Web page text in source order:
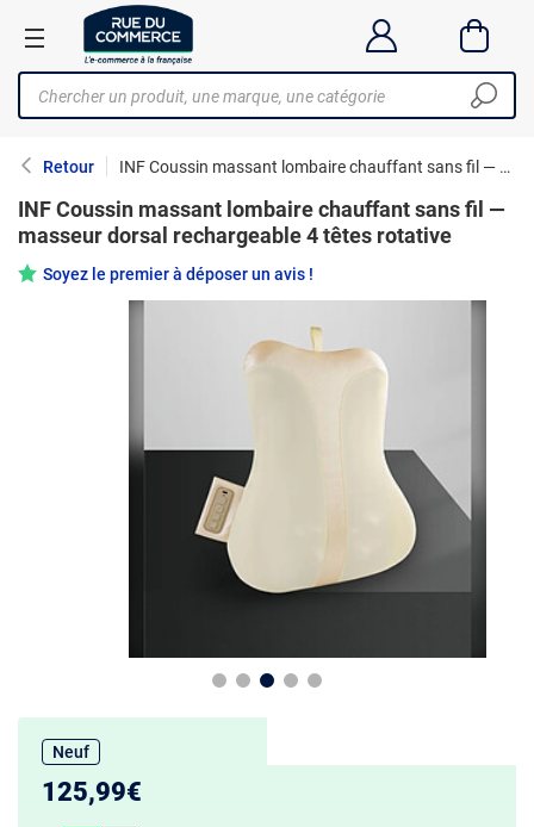
Retour INF Coussin massant lombaire chauffant sans fil — masseur dorsal rechargeable 4 têtes rotative
INF Coussin massant lombaire chauffant sans fil —
masseur dorsal rechargeable 4 têtes rotative
Soyez le premier à déposer un avis !
Neuf
125,99€